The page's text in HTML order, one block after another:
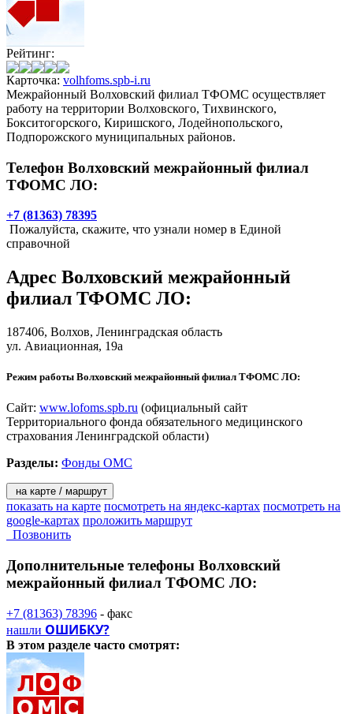
Рейтинг:
Карточка: volhfoms.spb-i.ru
Межрайонный Волховский филиал ТФОМС осуществляет
работу на территории Волховского, Тихвинского,
Бокситогорского, Киришского, Лодейнопольского,
Подпорожского муниципальных районов.
Телефон Волховский межрайонный филиал
ТФОМС ЛО:
+7 (81363) 78395
Пожалуйста, скажите, что узнали номер в Единой
справочной
Адрес Волховский межрайонный
филиал ТФОМС ЛО:
187406, Волхов, Ленинградская область
ул. Авиационная, 19а
Режим работы Волховский межрайонный филиал ТФОМС ЛО:
Сайт: www.lofoms.spb.ru (официальный сайт
Территориального фонда обязательного медицинского
страхования Ленинградской области)
Разделы: Фонды ОМС
на карте / маршрут
показать на карте посмотреть на яндекс-картах посмотреть на
google-картах проложить маршрут
Позвонить
Дополнительные телефоны Волховский
межрайонный филиал ТФОМС ЛО:
+7 (81363) 78396 - факс
нашли ОШИБКУ?
В этом разделе часто смотрят: